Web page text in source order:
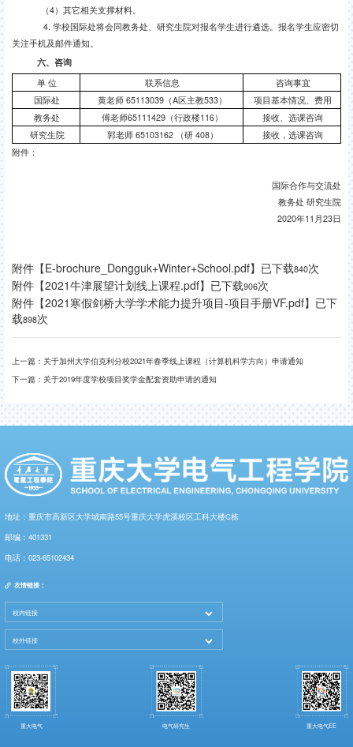
（4）其它相关支撑材料。
4. 学校国际处将会同教务处、研究生院对报名学生进行遴选。报名学生应密切
关注手机及邮件通知。
六、咨询
单 位
联系信息
咨询事宜
国际处
黄老师 65113039 （A区主教533）
项目基本情况、费用
教务处
傅老师65111429 （行政楼116）
接收、选课咨询
研究生院
郭老师65103162 （研408）
接收，选课咨询
附件：
国际合作与交流处
教务处 研究生院
2020年11 月23日
附件【E-brochure_Dongguk+Winter+School.pdf】已下载840次
附件【2021牛津展望计划线上课程.pdf】已下载906次
附件【2021寒假剑桥大学学术能力提升项目-项目手册VF.pdf】已下
载898次
上一篇： 关于加州大学伯克利分校2021年春季线上课程（计算机科学方向）申请通知
下一篇： 关于2019年度学校项目奖学金配套资助申请的通知
地址：重庆市高新区大学城南路55号重庆大学虎溪校区工科大楼C栋
邮编：401331
电话：023-65102434
友情链接：
重大电气 电气研究生 重大电气EE